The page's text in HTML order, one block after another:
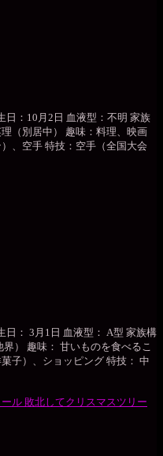
日：10月2日 血液型：不明 家族
（別居中） 趣味：料理、映画
、空手 特技：空手（全国大会
日： 3月1日 血液型： A型 家族構
） 趣味： 甘いものを食べるこ
子）、ショッピング 特技： 中
ル 敗北してクリスマスツリー